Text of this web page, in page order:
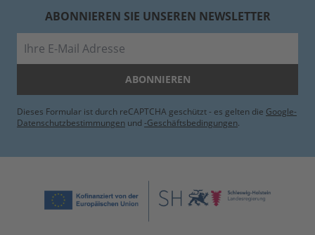
ABONNIEREN SIE UNSEREN NEWSLETTER
ABONNIEREN
Dieses Formular ist durch reCAPTCHA geschützt - es gelten die Google-
Datenschutzbestimmungen und -Geschäftsbedingungen.